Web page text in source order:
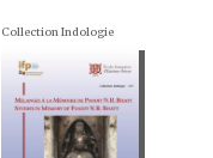
Collection Indologie